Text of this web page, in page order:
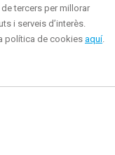
de turisme
?
nit
tercers per millorar
i serveis d’interès.
política de cookies aquí.